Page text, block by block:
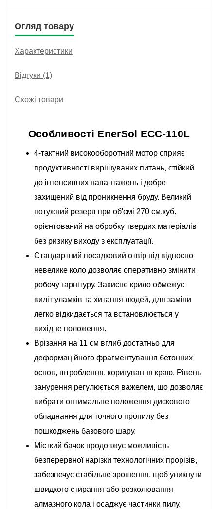
Огляд товару
Характеристики
Відгуки (1)
Схожі товари
Особливості EnerSol ECC-110L
4-тактний високооборотний мотор сприяє
продуктивності вирішуваних питань, стійкий
до інтенсивних навантажень і добре
захищений від проникнення бруду. Великий
потужний резерв при об'ємі 270 см.куб.
орієнтований на обробку твердих матеріалів
без ризику виходу з експлуатації.
Стандартний посадковий отвір під відносно
невелике коло дозволяє оперативно змінити
робочу гарнітуру. Захисне крило обмежує
виліт уламків та хитання людей, для заміни
легко відкидається та встановлюється у
вихідне положення.
Врізання на 11 см вглиб достатньо для
деформаційного фрагментування бетонних
основ, штроблення, коригування краю. Рівень
занурення регулюється важелем, що дозволяє
вибрати оптимальне положення дискового
обладнання для точного пропилу без
пошкоджень базового шару.
Місткий бачок продовжує можливість
безперервної нарізки технологічних прорізів,
забезпечує стабільне зрошення, щоб уникнути
швидкого стирання або розколювання
алмазного кола і осаджує частинки пилу.